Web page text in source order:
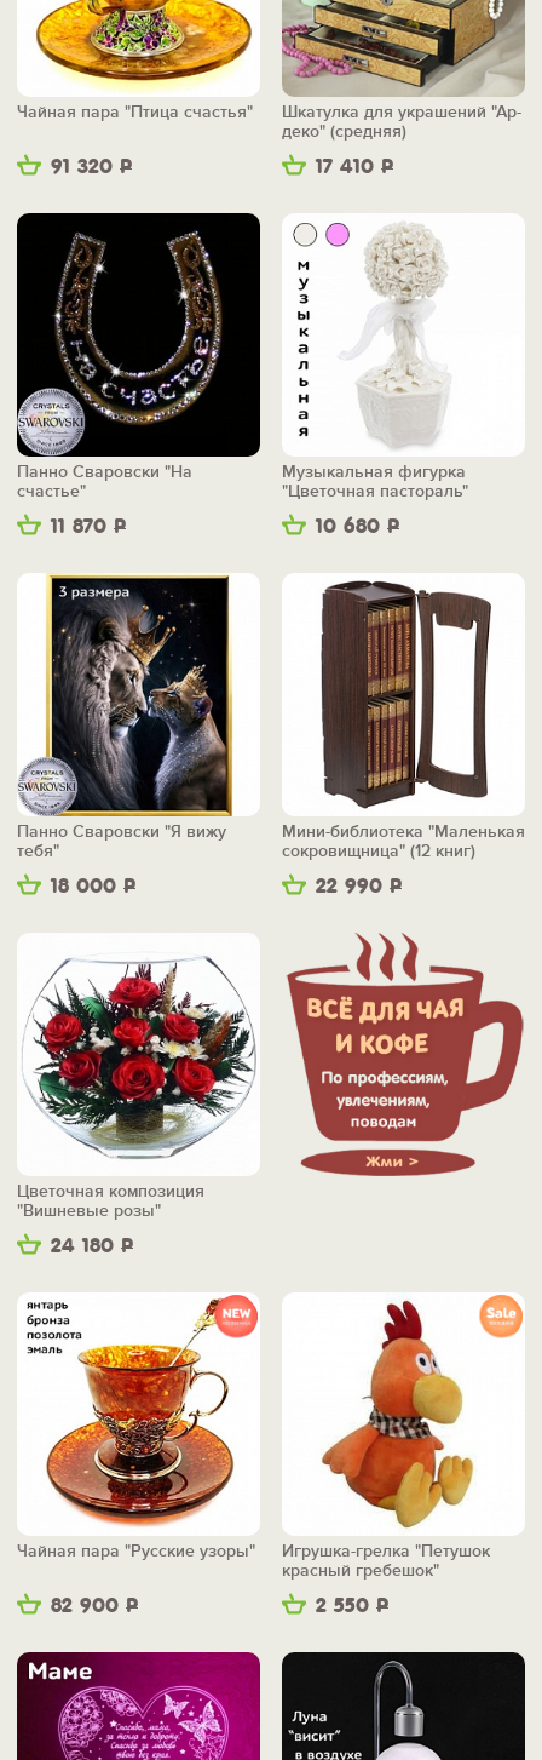
91 320 Р
Чайная пара "Птица счастья"
17 410 Р
Шкатулка для украшений "Ар-
деко" (средняя)
11 870 Р
Панно Сваровски "На
счастье"
10 680 Р
Музыкальная фигурка
"Цветочная пастораль"
18 000 Р
Панно Сваровски "Я вижу
тебя"
22 990 Р
Мини-библиотека "Маленькая
сокровищница" (12 книг)
24 180 Р
Цветочная композиция
"Вишневые розы"
82 900 Р
Чайная пара "Русские узоры"
2 550 Р
Игрушка-грелка "Петушок
красный гребешок"